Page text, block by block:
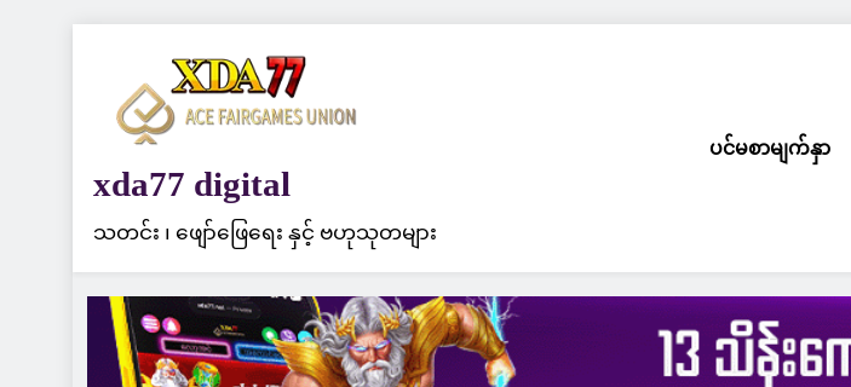
xda77 digital
သတင်း ၊ ဖျော်ဖြေရေး နှင့် ဗဟုသုတများ
ပင်မစာမျက်နှာ